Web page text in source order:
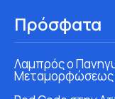
Πρόσφατα
Λαμπρός ο
Μεταμορφώσεως